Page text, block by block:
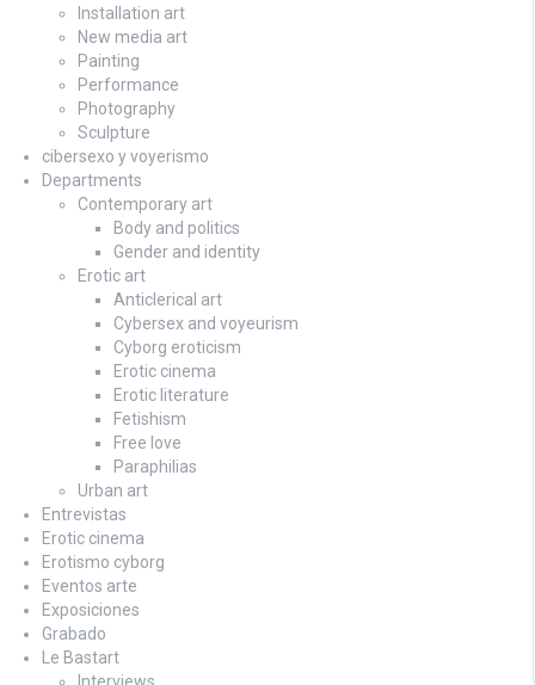
Installation art
New media art
Painting
Performance
Photography
Sculpture
cibersexo y voyerismo
Departments
Contemporary art
Body and politics
Gender and identity
Erotic art
Anticlerical art
Cybersex and voyeurism
Cyborg eroticism
Erotic cinema
Erotic literature
Fetishism
Free love
Paraphilias
Urban art
Entrevistas
Erotic cinema
Erotismo cyborg
Eventos arte
Exposiciones
Grabado
Le Bastart